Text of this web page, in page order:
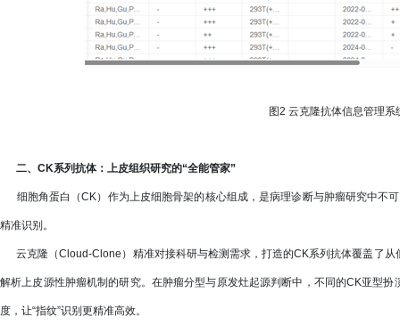
图2 云克隆抗体信息管理系
二、CK系列抗体：上皮组织研究的“全能管家”
细胞角蛋白（CK）作为上皮细胞骨架的核心组成，是病理诊断与肿瘤研究中不
精准识别。
云克隆（Cloud-Clone）精准对接科研与检测需求，打造的CK系列抗体覆盖了从
解析上皮源性肿瘤机制的研究。在肿瘤分型与原发灶起源判断中，不同的CK亚型
度，让“指纹”识别更精准高效。